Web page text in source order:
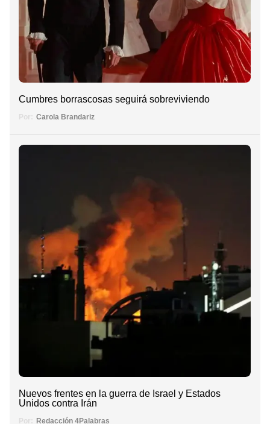
Cumbres borrascosas seguirá sobreviviendo
Por: Carola Brandariz
Nuevos frentes en la guerra de Israel y Estados
Unidos contra Irán
Por: Redacción 4Palabras